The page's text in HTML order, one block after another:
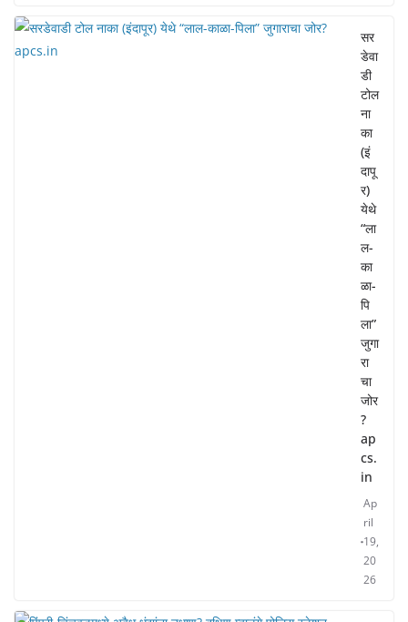
सर
डेवा
डी
टोल
ना
का
(इं
दापू
र)
येथे
“ला
ल-
का
ळा-
पि
ला”
जुगा
रा
चा
जोर
?
ap
cs.
in
Ap
ril
19,
20
26